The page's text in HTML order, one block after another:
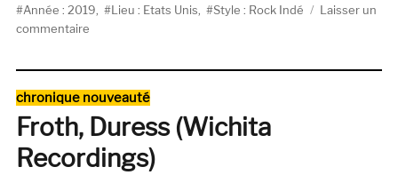
le
Année : 2019, Lieu : Etats Unis, Style : Rock Indé
Laisser un
commentairesur
Art)
Catégories
chronique nouveauté
Froth, Duress (Wichita
Recordings)